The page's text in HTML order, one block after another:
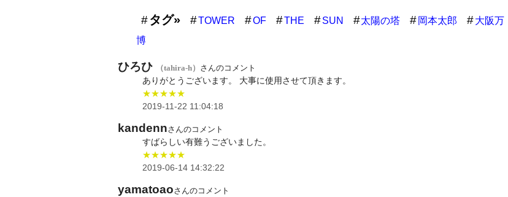
タグ» TOWER OF THE SUN 太陽の塔 岡本太郎
大阪万
博
ひろひ （tahira-h） さんのコメント
ありがとうございます。 大事に使用させて頂きます。
★★★★★
2019-11-22 11:04:18
kandennさんのコメント
すばらしい有難うございました。
★★★★★
2019-06-14 14:32:22
yamatoaoさんのコメント